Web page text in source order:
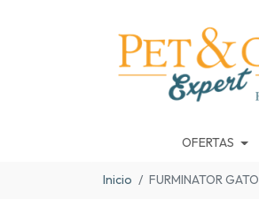
OFERTAS
Inicio FURMINATOR GATO